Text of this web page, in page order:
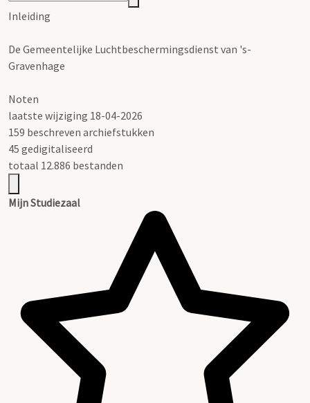
Inleiding
De Gemeentelijke Luchtbeschermingsdienst van 's-
Gravenhage
Noten
laatste wijziging 18-04-2026
159 beschreven archiefstukken
45 gedigitaliseerd
totaal 12.886 bestanden
Mijn Studiezaal